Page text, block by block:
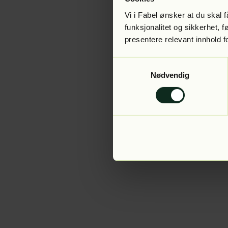
Vi i Fabel ønsker at du skal
funksjonalitet og sikkerhet,
presentere relevant innhold
Nødvendig
Application